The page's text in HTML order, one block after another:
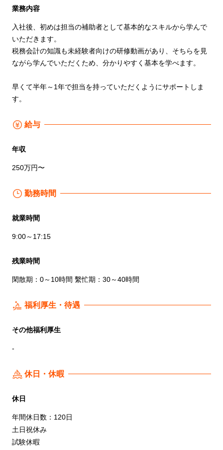
業務内容
入社後、初めは担当の補助者として基本的なスキルから学んで
いただきます。
税務会計の知識も未経験者向けの研修動画があり、そちらを見
ながら学んでいただくため、分かりやすく基本を学べます。
早くて半年～1年で担当を持っていただくようにサポートしま
す。
給与
年収
250万円〜
勤務時間
就業時間
9:00～17:15
残業時間
閑散期：0～10時間 繫忙期：30～40時間
福利厚生・待遇
その他福利厚生
-
休日・休暇
休日
年間休日数：120日
土日祝休み
試験休暇